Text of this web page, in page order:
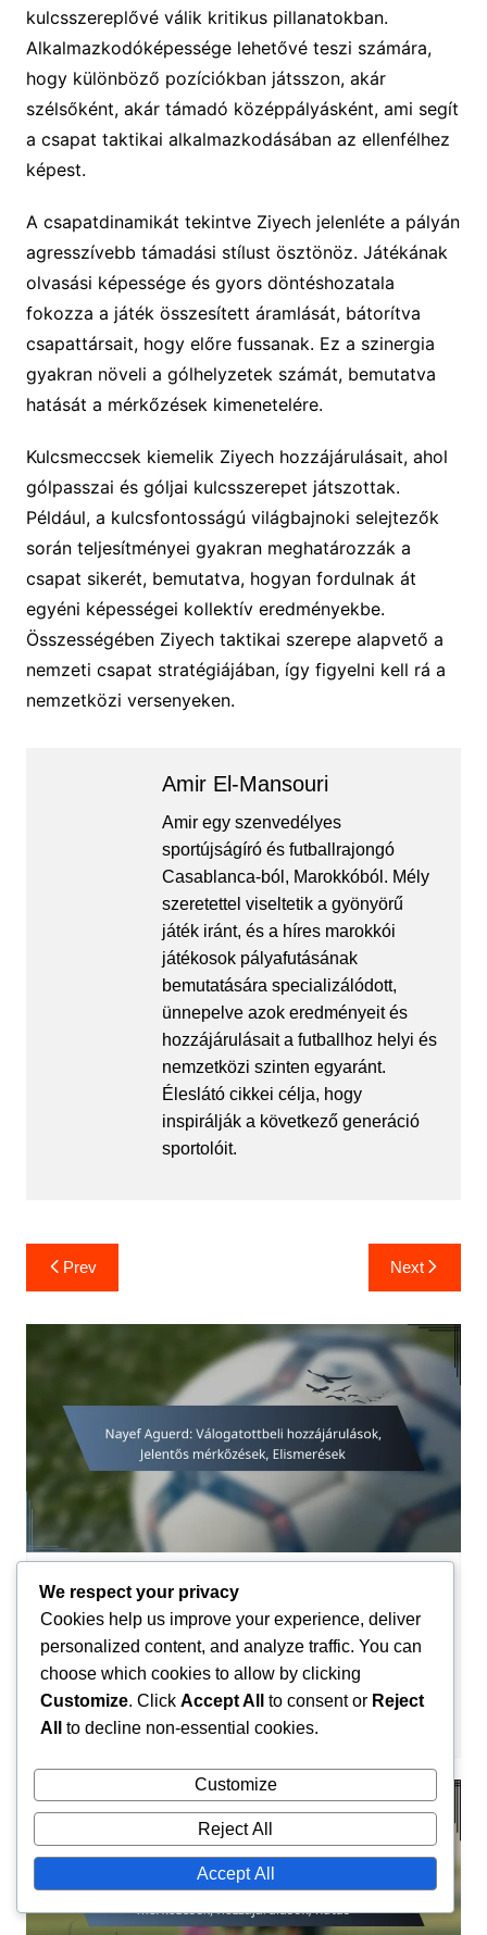
kulcsszereplővé válik kritikus pillanatokban.
Alkalmazkodóképessége lehetővé teszi számára,
hogy különböző pozíciókban játsszon, akár
szélsőként, akár támadó középpályásként, ami segít
a csapat taktikai alkalmazkodásában az ellenfélhez
képest.
A csapatdinamikát tekintve Ziyech jelenléte a pályán
agresszívebb támadási stílust ösztönöz. Játékának
olvasási képessége és gyors döntéshozatala
fokozza a játék összesített áramlását, bátorítva
csapattársait, hogy előre fussanak. Ez a szinergia
gyakran növeli a gólhelyzetek számát, bemutatva
hatását a mérkőzések kimenetelére.
Kulcsmeccsek kiemelik Ziyech hozzájárulásait, ahol
gólpasszai és góljai kulcsszerepet játszottak.
Például, a kulcsfontosságú világbajnoki selejtezők
során teljesítményei gyakran meghatározzák a
csapat sikerét, bemutatva, hogyan fordulnak át
egyéni képességei kollektív eredményekbe.
Összességében Ziyech taktikai szerepe alapvető a
nemzeti csapat stratégiájában, így figyelni kell rá a
nemzetközi versenyeken.
Amir El-Mansouri
Amir egy szenvedélyes
sportújságíró és futballrajongó
Casablanca-ból, Marokkóból. Mély
szeretettel viseltetik a gyönyörű
játék iránt, és a híres marokkói
játékosok pályafutásának
bemutatására specializálódott,
ünnepelve azok eredményeit és
hozzájárulásait a futballhoz helyi és
nemzetközi szinten egyaránt.
Éleslátó cikkei célja, hogy
inspirálják a következő generáció
sportolóit.
Post
navigation
Prev Next
Nemzetközi Eredmények
Nayef Aguerd: Válogatottbeli
hozzájárulások, Jelentős mérkőzések,
Elismerések
Amir El-Mansouri 04/03/2026
We respect your privacy
Cookies help us improve your experience, deliver
personalized content, and analyze traffic. You can
choose which cookies to allow by clicking
Customize. Click Accept All to consent or Reject
All
to decline non-essential cookies.
Customize
Reject All
Accept All